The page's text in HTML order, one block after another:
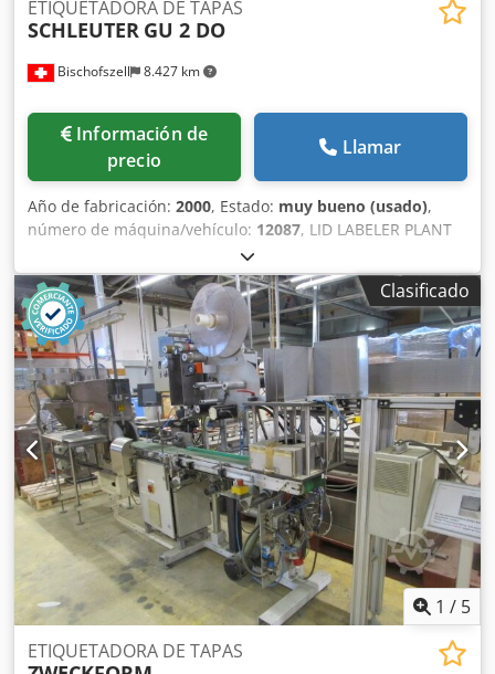
Bischofszell 8.427 km
ETIQUETADORA DE TAPAS
SCHLEUTER GU 2 DO
Información de
precio
Llamar
Año de fabricación: 2000, Estado: muy bueno (usado),
número de máquina/vehículo: 12087, LID LABELER PLANT
SLIDER GU 2 DO WITH 2x LOOP INSERTING STATIONS
Capacidad: 90 tapas por min. (cucharas insertadas en
diagonal) Compuesto por: Dodpfen Awndjx Ah Seck -
apilador -2xestaciones de inserción de cucharas -
etiquetadora -estación de entrega
Clasificado
1 / 5
ETIQUETADORA DE TAPAS